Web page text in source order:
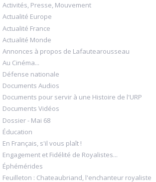
Activités, Presse, Mouvement
Actualité Europe
Actualité France
Actualité Monde
Annonces à propos de Lafautearousseau
Au Cinéma...
Défense nationale
Documents Audios
Documents pour servir à une Histoire de l'URP
Documents Vidéos
Dossier - Mai 68
Éducation
En Français, s'il vous plaît !
Engagement et Fidélité de Royalistes...
Éphémérides
Feuilleton : Chateaubriand, l'enchanteur royaliste